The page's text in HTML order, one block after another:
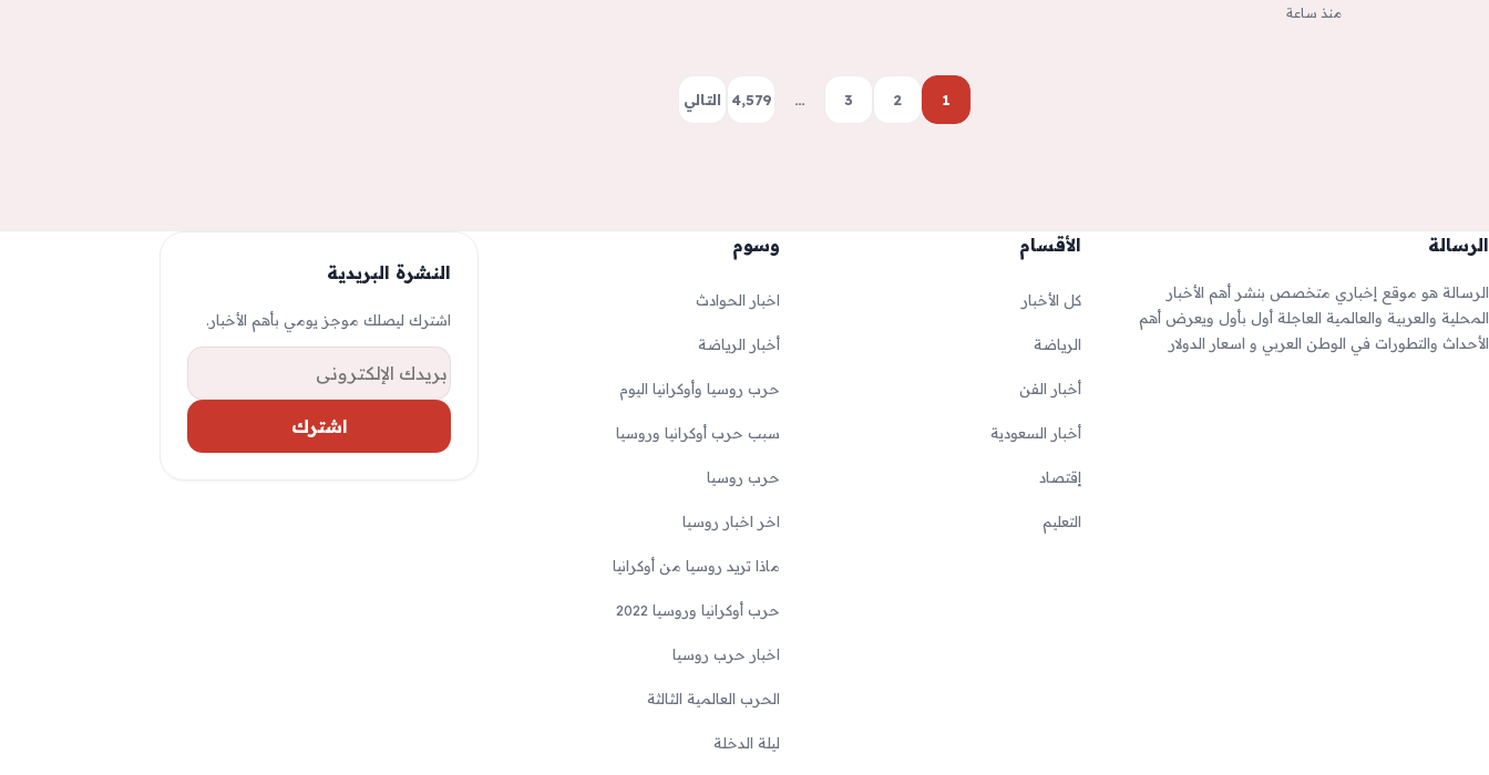
منذ ساعة
1
2
3
… 4٬579 التالي
الرسالة
الرسالة هو موقع إخباري متخصص بنشر أهم الأخبار
المحلية والعربية والعالمية العاجلة أول بأول ويعرض أهم
الأحداث والتطورات في الوطن العربي و اسعار الدولار
الأقسام
كل الأخبار
الرياضة
أخبار الفن
أخبار السعودية
إقتصاد
التعليم
وسوم
اخبار الحوادث
أخبار الرياضة
حرب روسيا وأوكرانيا اليوم
سبب حرب أوكرانيا وروسيا
حرب روسيا
اخر اخبار روسيا
ماذا تريد روسيا من أوكرانيا
حرب أوكرانيا وروسيا 2022
اخبار حرب روسيا
الحرب العالمية الثالثة
ليلة الدخلة
النشرة البريدية
اشترك ليصلك موجز يومي بأهم الأخبار.
البريد الإلكتروني
اشترك